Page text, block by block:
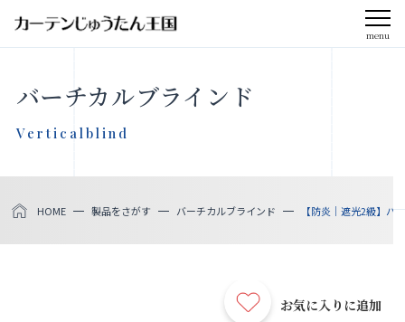
menu
会社案内
お知らせ
バーチカルブラインド
Verticalblind
HOME 製品をさがす バーチカルブラインド 【防炎｜遮光2級】バ
お気に入りに追加